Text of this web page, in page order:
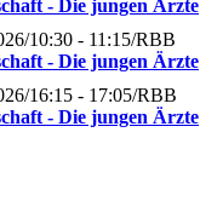
- Die jungen Ärzte
/10:30 - 11:15/RBB
- Die jungen Ärzte
/16:15 - 17:05/RBB
- Die jungen Ärzte